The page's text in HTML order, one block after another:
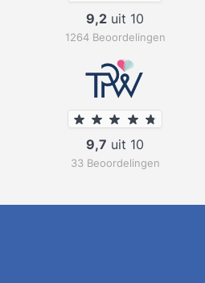
9,2 uit 10
1264 Beoordelingen
9,7 uit 10
33 Beoordelingen